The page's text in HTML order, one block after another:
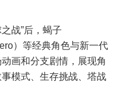
战”后，蝎子
）等经典角色与新一代
画和分支剧情，展现角
模式、生存挑战、塔战